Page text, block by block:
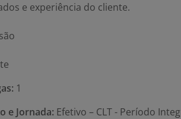
e experiência do cliente.
1
e Jornada: Efetivo – CLT - Período